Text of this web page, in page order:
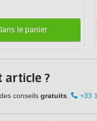
le panier
article ?
conseils gratuits. +33